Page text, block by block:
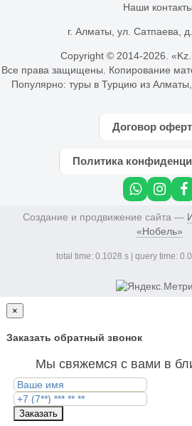
Наши
г. Алматы, ул. Сатпаева,
Copyright © 2014-2026.
Все права защищены. Копирование
Популярно: туры в Турцию из Алматы
Договор
Политика
Создание и продвижение сайта —
«Нобель»
total time: 0.1028 s | query time:
×
Заказать обратный звонок
Мы свяжемся с вами в
Заказать